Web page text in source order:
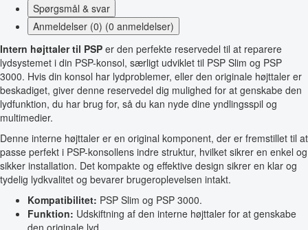
Spørgsmål & svar
Anmeldelser (0) (0 anmeldelser)
Intern højttaler til PSP er den perfekte reservedel til at reparere
lydsystemet i din PSP-konsol, særligt udviklet til PSP Slim og PSP
3000. Hvis din konsol har lydproblemer, eller den originale højttaler er
beskadiget, giver denne reservedel dig mulighed for at genskabe den
lydfunktion, du har brug for, så du kan nyde dine yndlingsspil og
multimedier.
Denne interne højttaler er en original komponent, der er fremstillet til at
passe perfekt i PSP-konsollens indre struktur, hvilket sikrer en enkel og
sikker installation. Det kompakte og effektive design sikrer en klar og
tydelig lydkvalitet og bevarer brugeroplevelsen intakt.
Kompatibilitet: PSP Slim og PSP 3000.
Funktion: Udskiftning af den interne højttaler for at genskabe
den originale lyd.